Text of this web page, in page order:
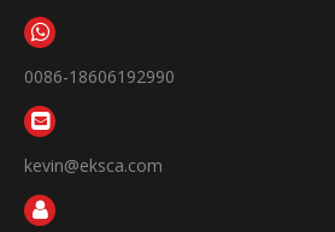
0086-18606192990
kevin@eksca.com